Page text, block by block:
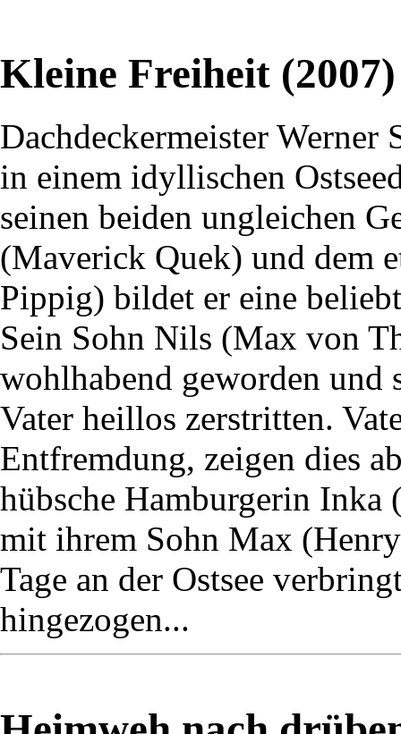
Kleine Freiheit (2007)
Dachdeckermeister
in einem idyllischen
seinen beiden ungleichen
(Maverick Quek) und dem
Pippig) bildet er eine
Sein Sohn Nils (Max von
wohlhabend geworden und
Vater heillos zerstritten.
Entfremdung, zeigen dies
hübsche Hamburgerin
mit ihrem Sohn Max
Tage an der Ostsee
hingezogen...